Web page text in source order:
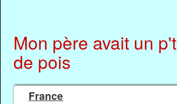
Mon père avait un
de pois
France